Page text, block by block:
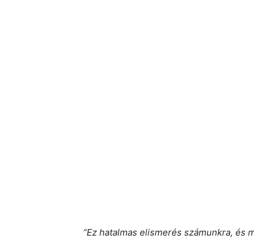
“Ez hatalmas elismerés számunkra,